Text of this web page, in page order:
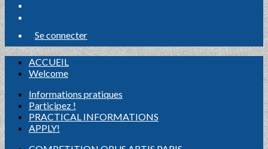
Se connecter
ACCUEIL
Welcome
Informations pratiques
Participez !
PRACTICAL INFORMATIONS
APPLY!